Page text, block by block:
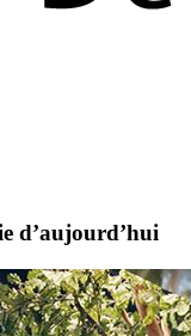
d’aujourd’hui